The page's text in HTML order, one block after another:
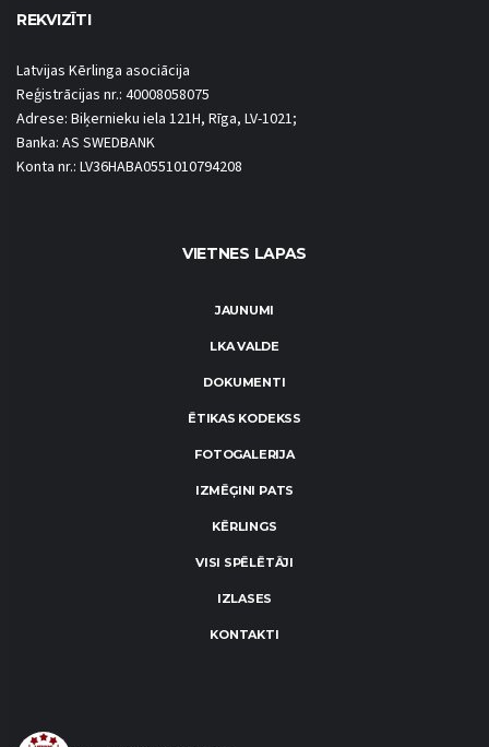
REKVIZĪTI
Latvijas Kērlinga asociācija
Reģistrācijas nr.: 40008058075
Adrese: Biķernieku iela 121H, Rīga, LV-1021;
Banka: AS SWEDBANK
Konta nr.: LV36HABA0551010794208
VIETNES LAPAS
JAUNUMI
LKA VALDE
DOKUMENTI
ĒTIKAS KODEKSS
FOTOGALERIJA
IZMĒĢINI PATS
KĒRLINGS
VISI SPĒLĒTĀJI
IZLASES
KONTAKTI